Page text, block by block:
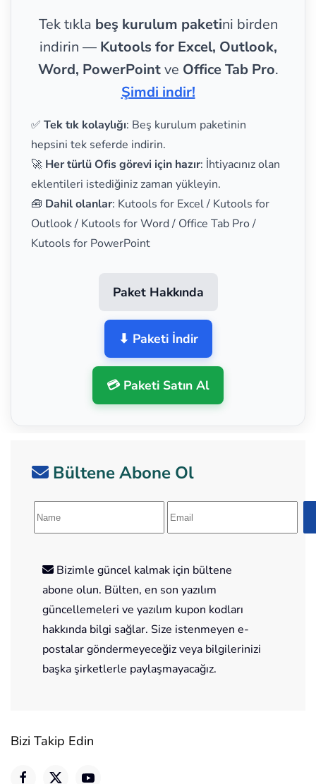
Tek tıkla beş kurulum paketini birden
indirin — Kutools for Excel, Outlook,
Word, PowerPointve Office Tab Pro.
Şimdi indir!
✅ Tek tık kolaylığı: Beş kurulum paketinin
hepsini tek seferde indirin.
🚀 Her türlü Ofis görevi için hazır: İhtiyacınız olan
eklentileri istediğiniz zaman yükleyin.
🧰 Dahil olanlar: Kutools for Excel / Kutools for
Outlook / Kutools for Word / Office Tab Pro /
Kutools for PowerPoint
Paket Hakkında
⬇ Paketi İndir
💳 Paketi Satın Al
Bültene Abone Ol
Bizimle güncel kalmak için bültene
abone olun. Bülten, en son yazılım
güncellemeleri ve yazılım kupon kodları
hakkında bilgi sağlar. Size istenmeyen e-
postalar göndermeyeceğiz veya bilgilerinizi
başka şirketlerle paylaşmayacağız.
Bizi Takip Edin